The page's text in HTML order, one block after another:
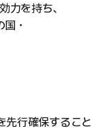
力を持ち、
・
先行確保すること